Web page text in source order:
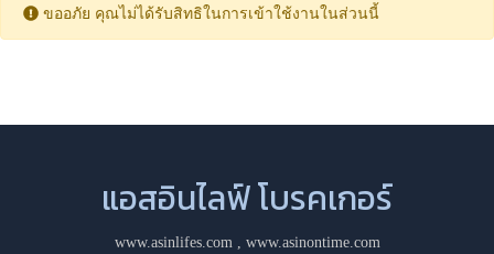
ขออภัย คุณไม่ได้รับสิทธิในการเข้าใช้งานในส่วนนี้
แอสอินไลฟ์ โบรคเกอร์
www.asinlifes.com, www.asinontime.com